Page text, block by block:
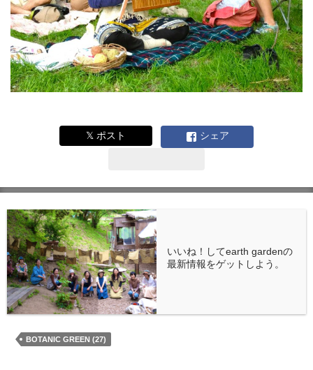
𝕏 ポスト シェア
いいね！してearth gardenの
最新情報をゲットしよう。
BOTANIC GREEN (27)